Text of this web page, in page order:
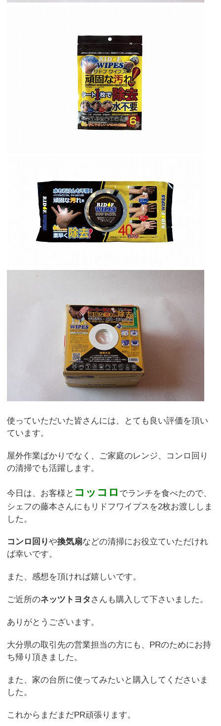
使っていただいた皆さんには、とても良い評価を頂い
ています。
屋外作業ばかりでなく、ご家庭のレンジ、コンロ回り
の清掃でも活躍します。
今日は、お客様と コッコロ でランチを食べたので、
シェフの藤本さんにもリドフワイプスを2枚お渡ししま
した。
コンロ回りや換気扇などの清掃にお役立ていただけれ
ば幸いです。
また、感想を頂ければ嬉しいです。
ご近所のネッツトヨタ さんも購入して下さいました。
ありがとうございます。
大分県の取引先の営業担当の方にも、PRのためにお持
ち帰り頂きました。
また、家の台所に使ってみたいと購入してくださいま
した。
これからまだまだPR頑張ります。